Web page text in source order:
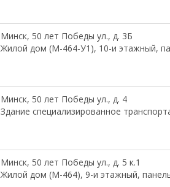
Минск, 50 лет Победы ул., д. 3Б
Жилой дом (М-464-У1), 10-и этажный,
Минск, 50 лет Победы ул., д. 4
Здание специализированное
Минск, 50 лет Победы ул., д. 5 к.1
Жилой дом (М-464), 9-и этажный,